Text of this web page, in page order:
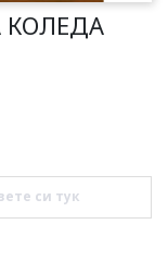
КОЛЕДА
си тук